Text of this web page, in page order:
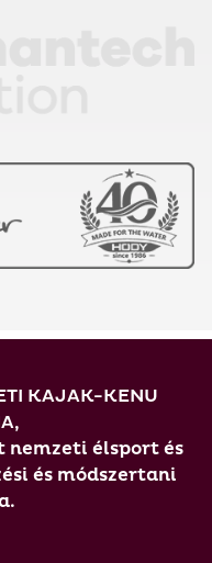
KAJAK-KENU
nemzeti élsport és
és módszertani